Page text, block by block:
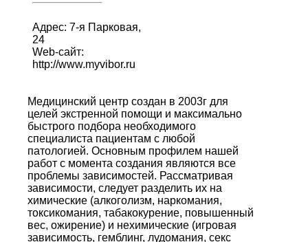
Адрес: 7-я Парковая,
24
Web-сайт:
http://www.myvibor.ru
Медицинский центр создан в 2003г для
целей экстренной помощи и максимально
быстрого подбора необходимого
специалиста пациентам с любой
патологией. Основным профилем нашей
работ с момента создания являются все
проблемы зависимостей. Рассматривая
зависимости, следует разделить их на
химические (алкоголизм, наркомания,
токсикомания, табакокурение, повышенный
вес, ожирение) и нехимические (игровая
зависимость, гемблинг, лудомания, секс